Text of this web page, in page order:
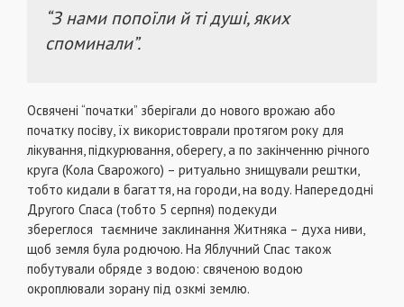
“З нами попоїли й ті душі, яких
споминали”.
Освячені “початки” зберігали до нового врожаю або
початку посіву, їх використоврали протягом року для
лікування, підкурювання, оберегу, а по закінченню річного
круга (Кола Сварожого) – ритуально знищували рештки,
тобто кидали в багаття, на городи, на воду. Напередодні
Другого Спаса (тобто 5 серпня) подекуди
збереглося таємниче заклинання Житняка – духа ниви,
щоб земля була родючою. На Яблучний Спас також
побутували обряде з водою: свяченою водою
окроплювали зорану під озкмі землю.